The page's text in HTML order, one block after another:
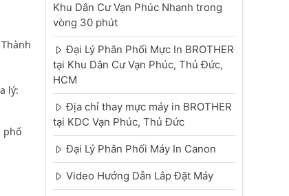
lý:
phố
Khu Dân Cư Vạn Phúc Nhanh trong
vòng 30 phút
Đại Lý Phân Phối Mực In BROTHER
tại Khu Dân Cư Vạn Phúc, Thủ Đức,
HCM
Địa chỉ thay mực máy in BROTHER
tại KDC Vạn Phúc, Thủ Đức
Đại Lý Phân Phối Máy In Canon
Video Hướng Dẫn Lắp Đặt Máy